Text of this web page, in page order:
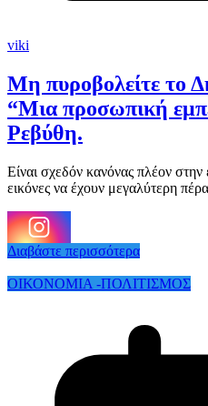
viki
Μη πυροβολείτε το
“Μια προσωπική
Ρεβύθη.
Είναι σχεδόν κανόνας πλέον
εικόνες να έχουν μεγαλύτερη
Διαβάστε περισσότερα
ΟΙΚΟΝΟΜΙΑ -ΠΟΛΙΤΙΣΜΟΣ